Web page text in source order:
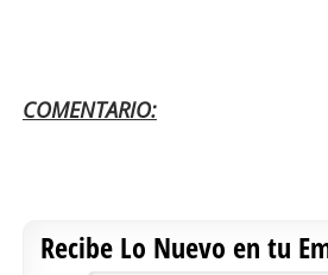
COMENTARIO:
Recibe Lo Nuevo en tu